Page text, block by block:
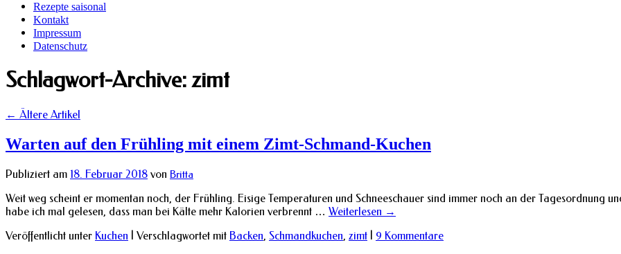
Rezepte saisonal
Kontakt
Impressum
Datenschutz
Schlagwort-Archive:zimt
← Ältere Artikel
Warten auf den Frühling mit einem Zimt-Schmand-Kuchen
Publiziert am 18. Februar 2018 von Britta
Weit weg scheint er momentan noch, der Frühling. Eisige Temperaturen und Schneeschauer sind immer noch an der Tagesordnung
habe ich mal gelesen, dass man bei Kälte mehr Kalorien verbrennt … Weiterlesen →
Veröffentlicht unter Kuchen Verschlagwortet mit Backen, Schmandkuchen, zimt 9 Kommentare